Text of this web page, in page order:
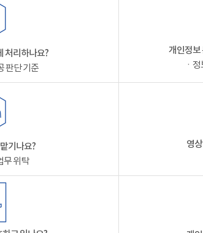
처리하나요?
판단 기준
개인정보
ㆍ
기나요?
무 위탁
영